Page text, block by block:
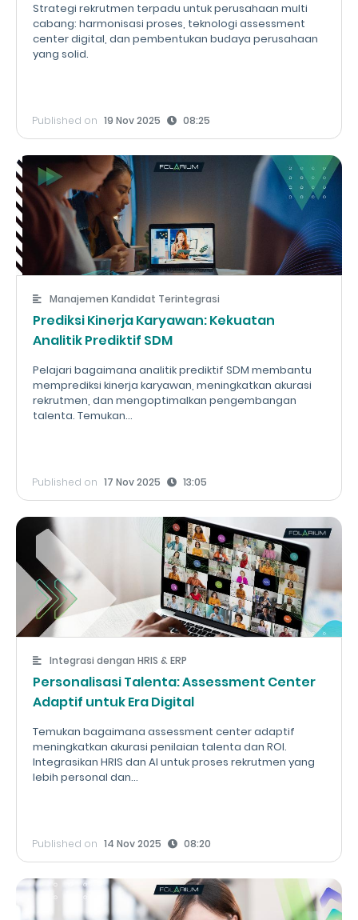
Strategi rekrutmen terpadu untuk perusahaan multi
cabang: harmonisasi proses, teknologi assessment
center digital, dan pembentukan budaya perusahaan
yang solid.
Published on 19 Nov 2025 08:25
Manajemen Kandidat Terintegrasi
Prediksi Kinerja Karyawan: Kekuatan
Analitik Prediktif SDM
Pelajari bagaimana analitik prediktif SDM membantu
memprediksi kinerja karyawan, meningkatkan akurasi
rekrutmen, dan mengoptimalkan pengembangan
talenta. Temukan...
Published on 17 Nov 2025 13:05
Integrasi dengan HRIS & ERP
Personalisasi Talenta: Assessment Center
Adaptif untuk Era Digital
Temukan bagaimana assessment center adaptif
meningkatkan akurasi penilaian talenta dan ROI.
Integrasikan HRIS dan AI untuk proses rekrutmen yang
lebih personal dan...
Published on 14 Nov 2025 08:20